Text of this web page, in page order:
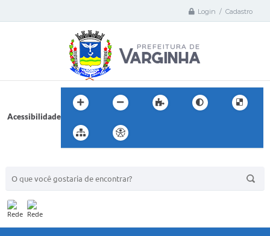
Login / Cadastro
Acessibilidade